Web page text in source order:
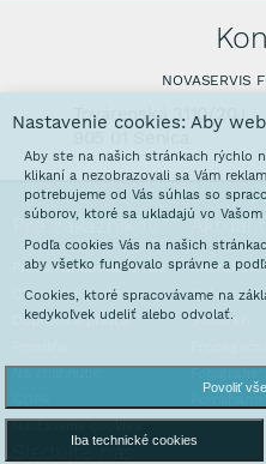
NOVASERVIS
Továrenská 3110/20J
Pre zákazníkov
Prečo nakupovať u nás
Obchodné podmienky
Doprava a platba
Na stiahnutie
Nastavenie cookies
Stoláreň
Fotografie
Sledujte nás
Nastavenie cookies: Aby
Aby ste na našich stránkach rýchlo
klikaní a nezobrazovali sa Vám
potrebujeme od Vás súhlas so
súborov, ktoré sa ukladajú vo Vašom
Podľa cookies Vás na našich
aby všetko fungovalo správne a
Cookies, ktoré spracovávame na
kedykoľvek udeliť alebo odvolať.
Iba technické cookies
Povoliť